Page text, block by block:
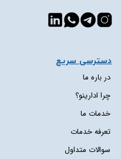
در باره ما
چرا ادارینو؟
خدمات ما
تعرفه خدمات
سوالات متداول
دسترسی سریع​​​​​​​